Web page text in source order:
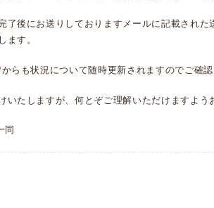
了後にお送りしておりますメールに記載され
ます。
からも状況について随時更新されますのでご確認
いたしますが、何とぞご理解いただけますよう
同